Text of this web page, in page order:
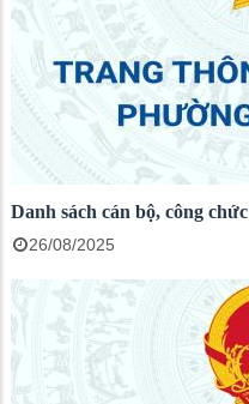
Danh sách cán bộ, công chức
26/08/2025